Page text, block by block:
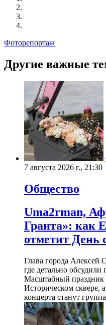
Фоторепортаж
Другие важные
7 августа 2026 г., 21:30
Общество
Uma2rman,
Гранта»: как
отметит День
Глава города Алексей
где детально
Масштабный праздник
Историческом сквере,
концерта станут